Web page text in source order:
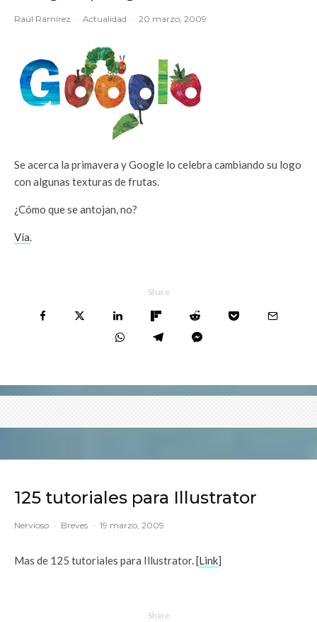
Raúl Ramírez · Actualidad · 20 marzo, 2009
Se acerca la primavera y Google lo celebra cambiando su logo
con algunas texturas de frutas.
¿Cómo que se antojan, no?
Vía.
Share
125 tutoriales para Illustrator
Nervioso · Breves · 19 marzo, 2009
Mas de 125 tutoriales para Illustrator. [Link]
Share